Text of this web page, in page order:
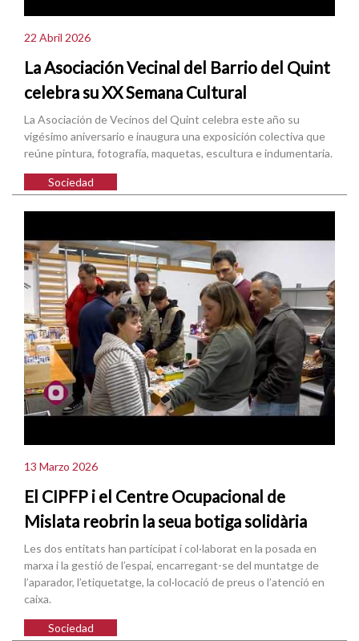
22 Abril 2026
La Asociación Vecinal del Barrio del Quint
celebra su XX Semana Cultural
La Asociación de Vecinos del Quint celebra este año su
vigésimo aniversario e inaugura una exposición colectiva que
reúne pintura, fotografía, maquetas, escultura e indumentaria.
Sociedad
13 Marzo 2026
El CIPFP i el Centre Ocupacional de
Mislata reobrin la seua botiga solidària
Les dos entitats han participat i col·laborat en la posada en
marxa i la gestió de l’espai, encarregant-se del muntatge de
l’aparador, l’etiquetatge, la col·locació de preus o l’atenció en
caixa.
Sociedad